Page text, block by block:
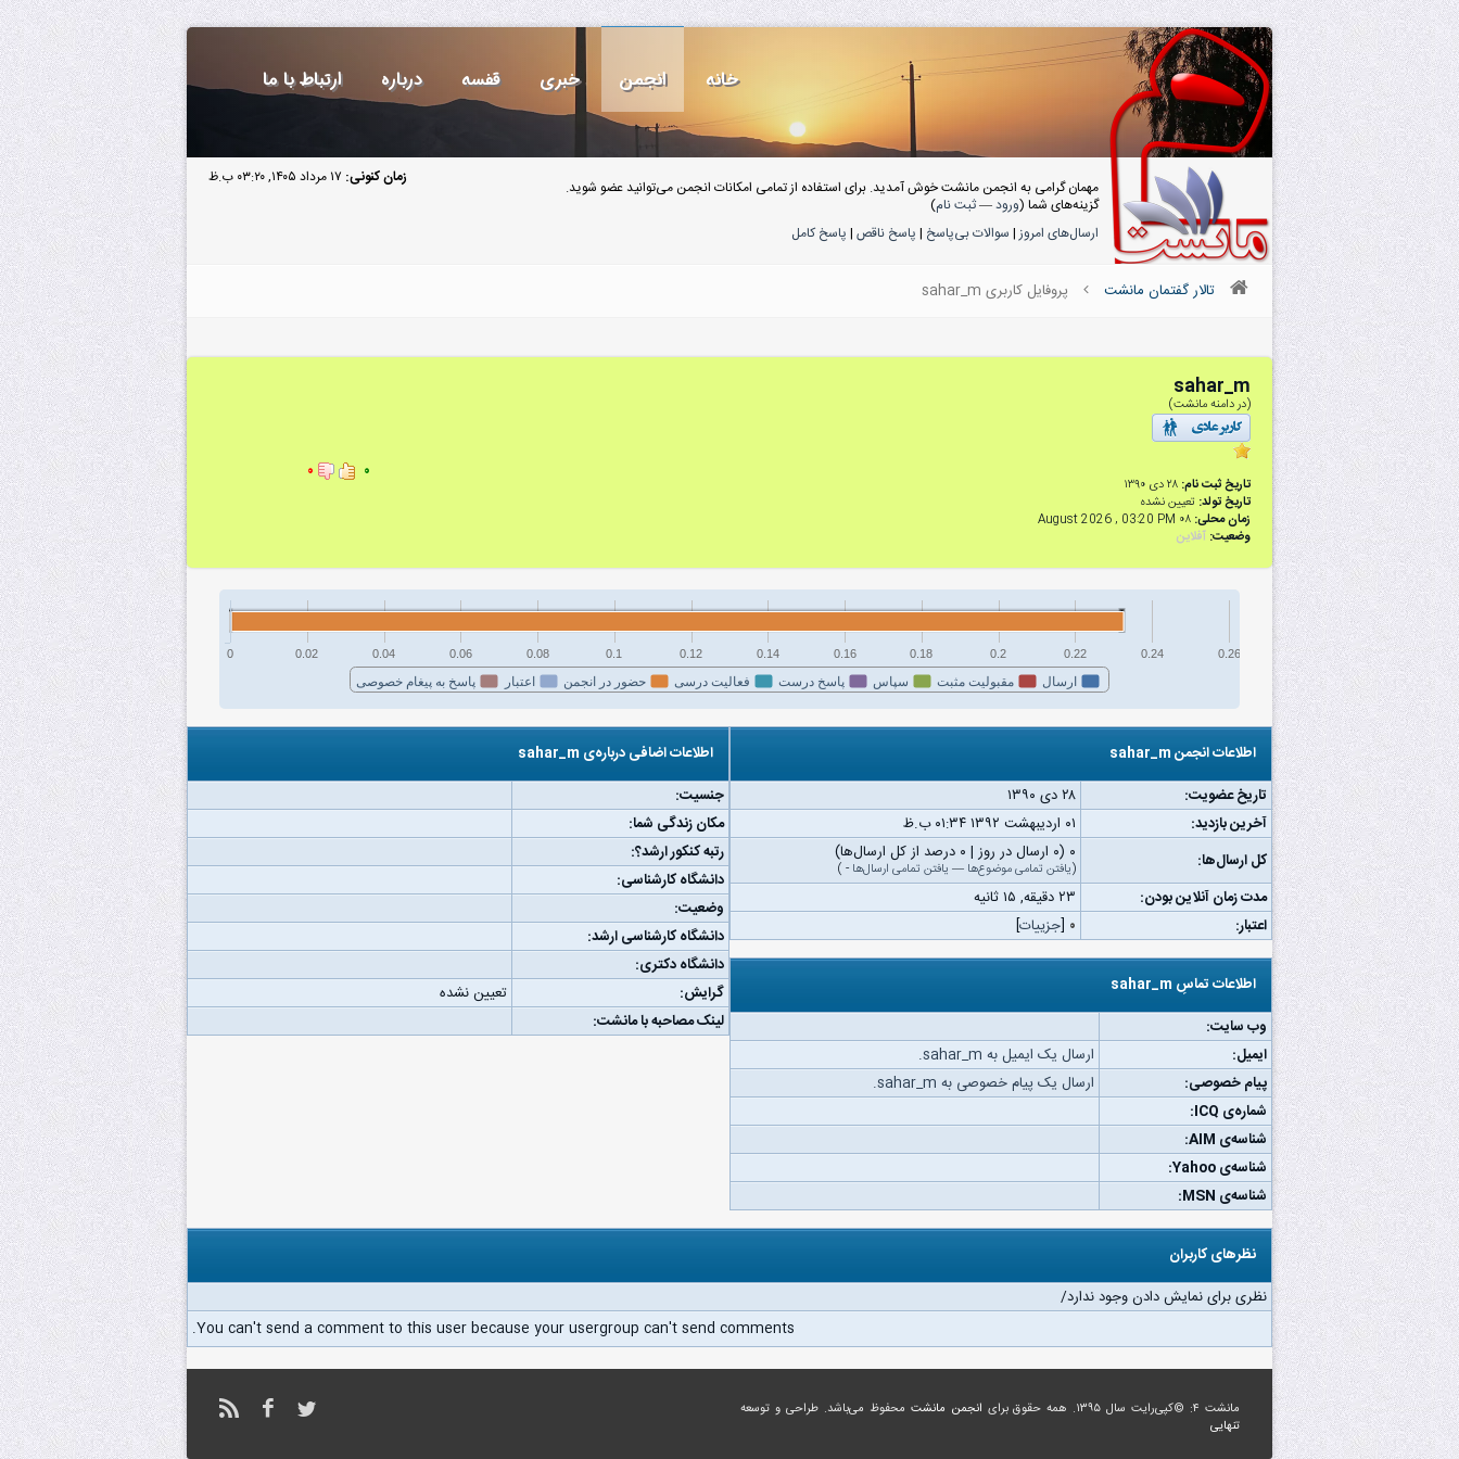
خانه انجمن خبری قفسه درباره ارتباط با ما
زمان کنونی: ۱۷ مرداد ۱۴۰۵, ۰۳:۲۰ ب.ظ
مهمان گرامی به انجمن مانشت خوش آمدید. برای استفاده از تمامی امکانات انجمن می‌توانید عضو شوید.
گزینه‌های شما (ورود—ثبت نام)
ارسال‌های امروز| سوالات بی‌پاسخ | پاسخ ناقص | پاسخ کامل
تالار گفتمان مانشت پروفایل کاربری sahar_m
sahar_m
(در دامنه مانشت)
تاریخ ثبت نام: ۲۸ دى ۱۳۹۰
تاریخ تولد: تعیین نشده
زمان محلی: ۰۸ August 2026 , 03:20 PM
وضعیت: آفلاین
۰ ۰
ارسال مقبولیت مثبت سپاس پاسخ درست فعالیت درسی حضور در انجمن اعتبار پاسخ به پیغام خصوصی
0 0.02 0.04 0.06 0.08 0.1 0.12 0.14 0.16 0.18 0.2 0.22 0.24 0.26
اطلاعات انجمن sahar_m
تاریخ عضویت:
۲۸ دى ۱۳۹۰
آخرین بازدید:
۰۱ اردیبهشت ۱۳۹۲ ۰۱:۳۴ ب.ظ
کل ارسال‌ها:
۰ (۰ ارسال در روز | ۰ درصد از کل ارسال‌ها)
(یافتن تمامی موضوع‌ها — یافتن تمامی ارسال‌ها -
)
مدت زمان آنلاین بودن:
۲۳ دقیقه, ۱۵ ثانیه
اعتبار:
۰ [جزییات]
اطلاعات تماسِ sahar_m
وب‌ سایت:
ایمیل:
ارسال یک ایمیل به sahar_m.
پیام خصوصی:
ارسال یک پیام خصوصی به sahar_m.
شماره‌ی ICQ:
شناسه‌ی AIM:
شناسه‌ی Yahoo:
شناسه‌ی MSN:
اطلاعات اضافی درباره‌ی sahar_m
جنسیت:
مکان زندگی شما:
رتبه کنکور ارشد؟:
دانشگاه کارشناسی:
وضعیت:
دانشگاه کارشناسی ارشد:
دانشگاه دکتری:
گرایش:
تعیین نشده
لینک مصاحبه با مانشت:
نظرهای کاربران
نظری برای نمایش دادن وجود ندارد/
You can't send a comment to this user because your usergroup can't send comments.
مانشت ۴: ©کپی‌رایت سال ۱۳۹۵. همه حقوق برای انجمن مانشت محفوظ می‌باشد. طراحی و توسعه
تنهایی